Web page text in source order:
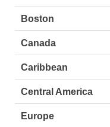
Boston
Canada
Caribbean
Central America
Europe